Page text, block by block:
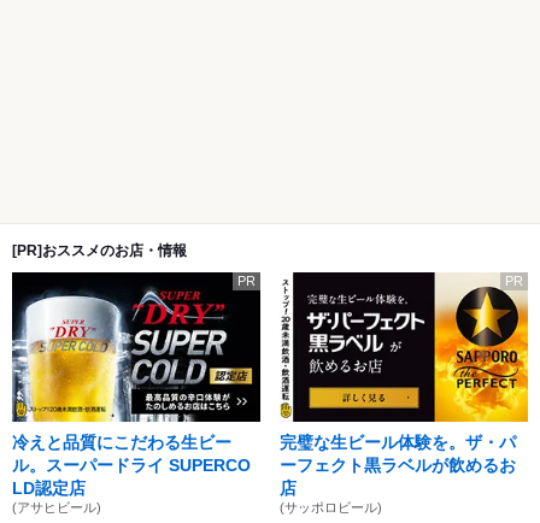
[PR]おススメのお店・情報
PR
冷えと品質にこだわる生ビー
ル。スーパードライ SUPERCO
LD認定店
(アサヒビール)
PR
完璧な生ビール体験を。ザ・パ
ーフェクト黒ラベルが飲めるお
店
(サッポロビール)